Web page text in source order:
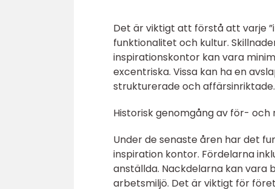
Det är viktigt att förstå att varje
funktionalitet och kultur.
inspirationskontor kan vara
excentriska. Vissa kan ha en
strukturerade och affärsinriktade.
Historisk genomgång av för-
Under de senaste åren har det
inspiration kontor. Fördelarna
anställda. Nackdelarna kan vara
arbetsmiljö. Det är viktigt för